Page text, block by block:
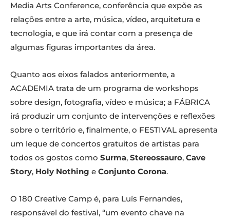
Media Arts Conference, conferência que expõe as
relações entre a arte, música, vídeo, arquitetura e
tecnologia, e que irá contar com a presença de
algumas figuras importantes da área.
Quanto aos eixos falados anteriormente, a
ACADEMIA trata de um programa de workshops
sobre design, fotografia, vídeo e música; a FÁBRICA
irá produzir um conjunto de intervenções e reflexões
sobre o território e, finalmente, o FESTIVAL apresenta
um leque de concertos gratuitos de artistas para
todos os gostos como Surma, Stereossauro, Cave
Story, Holy Nothing e Conjunto Corona.
O 180 Creative Camp é, para Luís Fernandes,
responsável do festival, “um evento chave na